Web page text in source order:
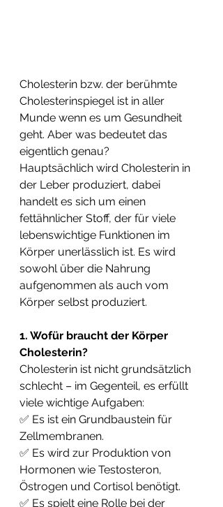
Cholesterin bzw. der berühmte
Cholesterinspiegel ist in aller
Munde wenn es um Gesundheit
geht. Aber was bedeutet das
eigentlich genau?
Hauptsächlich wird Cholesterin in
der Leber produziert, dabei
handelt es sich um einen
fettähnlicher Stoff, der für viele
lebenswichtige Funktionen im
Körper unerlässlich ist. Es wird
sowohl über die Nahrung
aufgenommen als auch vom
Körper selbst produziert.
1. Wofür braucht der Körper
Cholesterin?
Cholesterin ist nicht grundsätzlich
schlecht – im Gegenteil, es erfüllt
viele wichtige Aufgaben:
✅ Es ist ein Grundbaustein für
Zellmembranen.
✅ Es wird zur Produktion von
Hormonen wie Testosteron,
Östrogen und Cortisol benötigt.
✅ Es spielt eine Rolle bei der